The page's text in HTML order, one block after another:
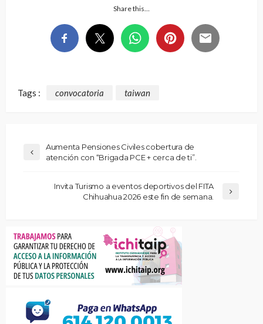
Share this…
Tags : convocatoria taiwan
Aumenta Pensiones Civiles cobertura de
atención con “Brigada PCE + cerca de ti”.
Invita Turismo a eventos deportivos del FITA
Chihuahua 2026 este fin de semana.